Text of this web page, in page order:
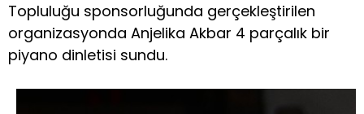
Topluluğu sponsorluğunda gerçekleştirilen
organizasyonda Anjelika Akbar 4 parçalık bir
piyano dinletisi sundu.